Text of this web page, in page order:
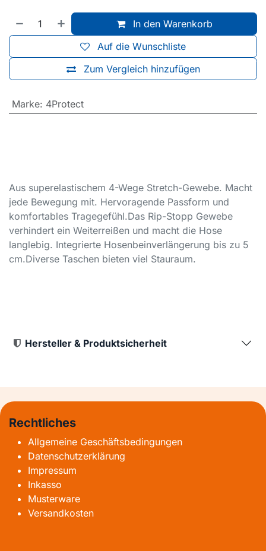
In den Warenkorb
Zum Vergleich hinzufügen
Auf die Wunschliste
Marke: 4Protect
Aus superelastischem 4-Wege Stretch-Gewebe. Macht
jede Bewegung mit. Hervoragende Passform und
komfortables Tragegefühl.Das Rip-Stopp Gewebe
verhindert ein Weiterreißen und macht die Hose
langlebig. Integrierte Hosenbeinverlängerung bis zu 5
cm.Diverse Taschen bieten viel Stauraum.
Hersteller & Produktsicherheit
Rechtliches
Allgemeine Geschäftsbedingungen
Datenschutzerklärung
Impressum
Inkasso
Musterware
Versandkosten